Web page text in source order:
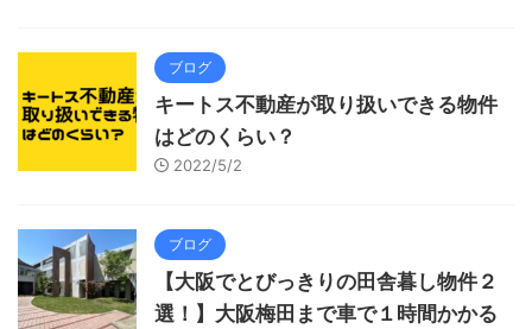
ブログ
キートス不動産が取り扱いできる物件
はどのくらい？
2022/5/2
ブログ
【大阪でとびっきりの田舎暮し物件２
選！】大阪梅田まで車で１時間かかる